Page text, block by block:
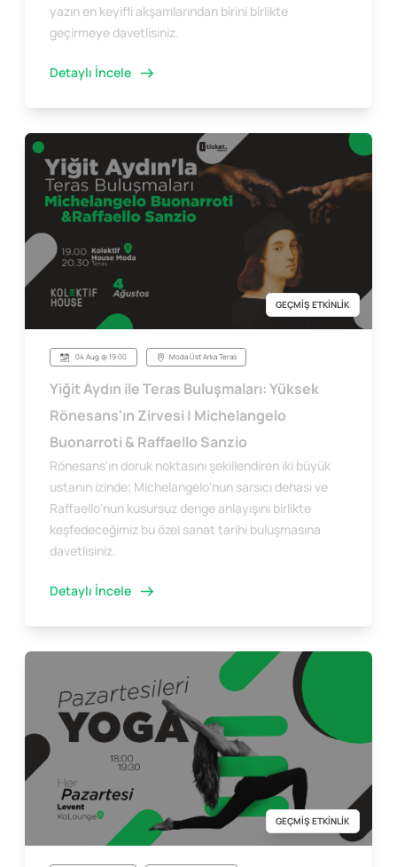
yazın en keyifli akşamlarından birini birlikte
geçirmeye davetlisiniz.
Detaylı İncele
GEÇMİŞ ETKİNLİK
04 Aug @ 19:00 Moda Üst Arka Teras
Yiğit Aydın ile Teras Buluşmaları: Yüksek
Rönesans'ın Zirvesi | Michelangelo
Buonarroti & Raffaello Sanzio
Rönesans'ın doruk noktasını şekillendiren iki büyük
ustanın izinde; Michelangelo'nun sarsıcı dehası ve
Raffaello'nun kusursuz denge anlayışını birlikte
keşfedeceğimiz bu özel sanat tarihi buluşmasına
davetlisiniz.
Detaylı İncele
GEÇMİŞ ETKİNLİK